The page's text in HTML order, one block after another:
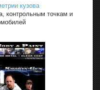
кузова
контрольным точкам и